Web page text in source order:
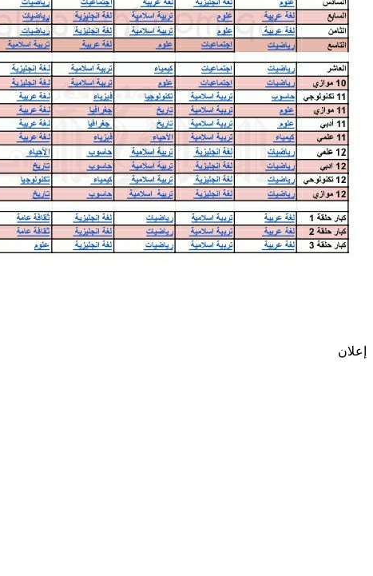
إعلان